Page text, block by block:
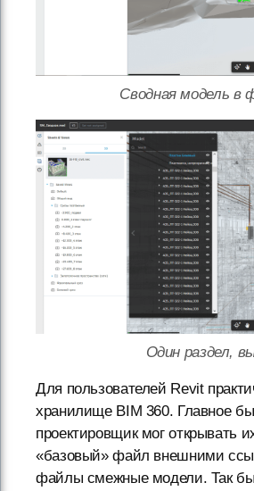
Сводная модель в
Один раздел,
Для пользователей Revit
хранилище BIM 360. Главное
проектировщик мог
«базовый» файл внешними
файлы смежные модели. Так